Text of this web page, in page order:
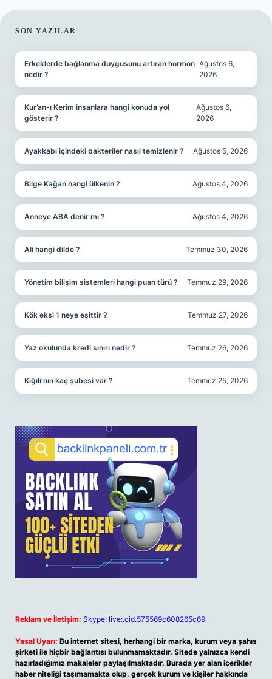
SIDEBAR
SON YAZILAR
Erkeklerde bağlanma duygusunu artıran hormon
nedir ?
Ağustos 6,
2026
Kur’an-ı Kerim insanlara hangi konuda yol
gösterir ?
Ağustos 6,
2026
Ayakkabı içindeki bakteriler nasıl temizlenir ? Ağustos 5, 2026
Bilge Kağan hangi ülkenin ? Ağustos 4, 2026
Anneye ABA denir mi ? Ağustos 4, 2026
Ali hangi dilde ? Temmuz 30, 2026
Yönetim bilişim sistemleri hangi puan türü ? Temmuz 29, 2026
Kök eksi 1 neye eşittir ? Temmuz 27, 2026
Yaz okulunda kredi sınırı nedir ? Temmuz 26, 2026
Kiğılı’nın kaç şubesi var ? Temmuz 25, 2026
Reklam ve İletişim: Skype: live:.cid.575569c608265c69
Yasal Uyarı: Bu internet sitesi, herhangi bir marka, kurum veya şahıs
şirketi ile hiçbir bağlantısı bulunmamaktadır. Sitede yalnızca kendi
hazırladığımız makaleler paylaşılmaktadır. Burada yer alan içerikler
haber niteliği taşımamakta olup, gerçek kurum ve kişiler hakkında